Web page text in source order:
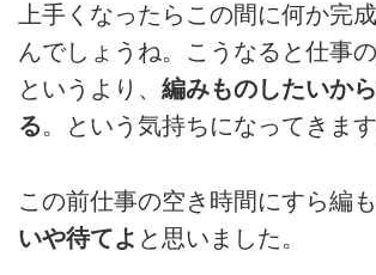
上手くなったらこの間に何か完
んでしょうね。こうなると仕事
というより、 編みものしたいか
る。という気持ちになってきます
この前仕事の空き時間にすら編も
いや待てよ と思いました。